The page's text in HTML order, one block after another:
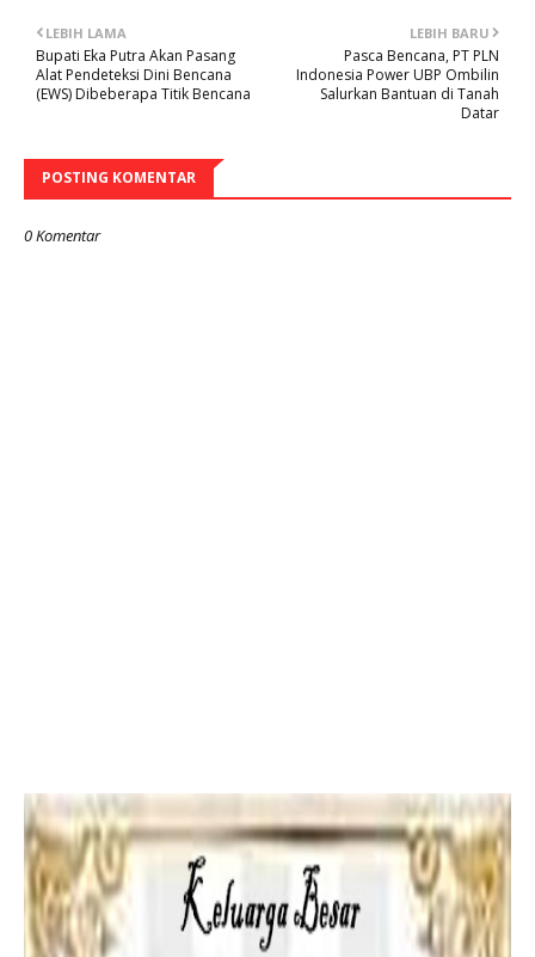
LEBIH BARU
Pasca Bencana, PT PLN
Indonesia Power UBP Ombilin
Salurkan Bantuan di Tanah
Datar
LEBIH LAMA
Bupati Eka Putra Akan Pasang
Alat Pendeteksi Dini Bencana
(EWS) Dibeberapa Titik Bencana
POSTING KOMENTAR
0 Komentar